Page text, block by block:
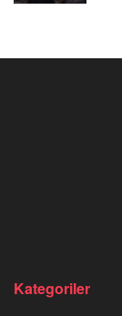
Kategoriler